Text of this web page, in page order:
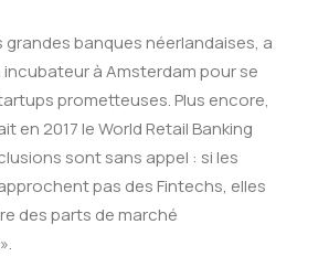
grandes banques néerlandaises, a
à Amsterdam pour se
prometteuses. Plus encore,
en 2017 le World Retail Banking
sont sans appel : si les
pas des Fintechs, elles
des parts de marché